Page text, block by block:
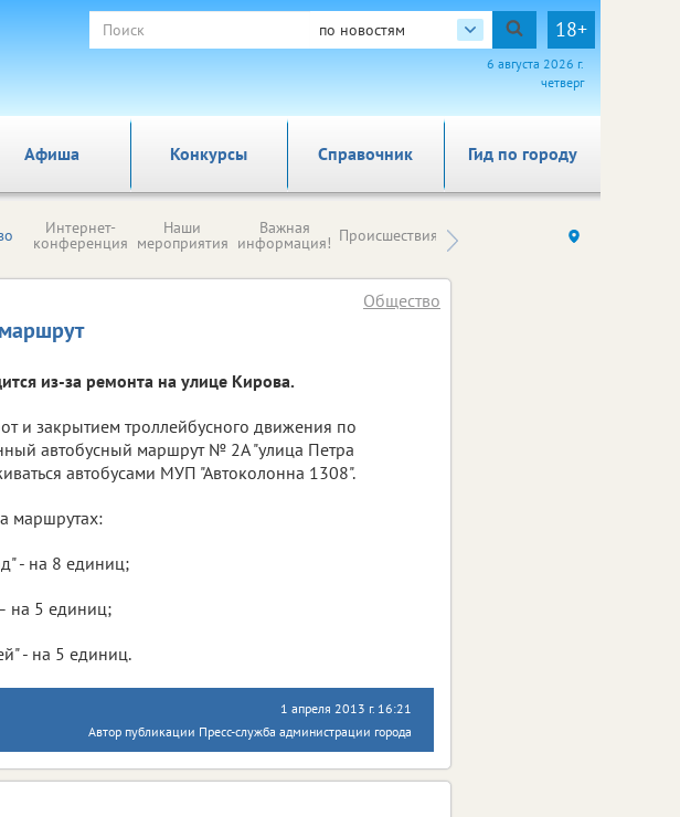
по новостям 18+
6 августа 2026 г.
четверг
Афиша Справочник Гид по городу
Конкурсы
Интернет-
конференция
Наши
мероприятия
Важная
информация! Происшествия Здоровье компаний (на
Общество
из-за ремонта на улице Кирова.
и закрытием троллейбусного движения по
автобусный маршрут № 2А "улица Петра
автобусами МУП "Автоколонна 1308".
маршрутах:
- на 8 единиц;
на 5 единиц;
- на 5 единиц.
1 апреля 2013 г. 16:21
Автор публикации Пресс-служба администрации города